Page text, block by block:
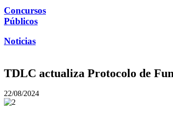
Concursos
Públicos
Noticias
TDLC actualiza Protocolo de
22/08/2024